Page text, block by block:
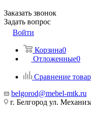
Заказать звонок
Задать вопрос
Войти
Корзина0
Отложенные0
Сравнение
belgorod@mebel-mtk.ru
г. Белгород ул.